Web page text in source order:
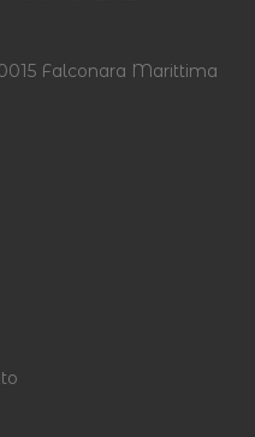
Falconara Marittima